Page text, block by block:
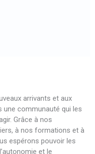
arrivants et aux
communauté qui les
Grâce à nos
à nos formations et à
espérons pouvoir les
et le